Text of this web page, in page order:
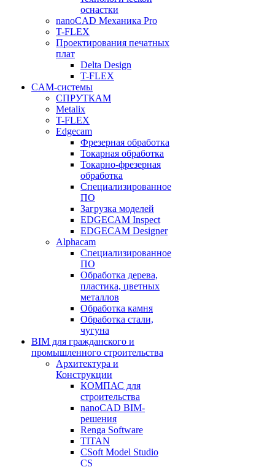
оснастки
nanoCAD Механика Pro
T-FLEX
Проектирования печатных
плат
Delta Design
T-FLEX
CAM-системы
СПРУТКAM
Metalix
T-FLEX
Edgecam
Фрезерная обработка
Токарная обработка
Токарно-фрезерная
обработка
Специализированное
ПО
Загрузка моделей
EDGECAM Inspect
EDGECAM Designer
Alphacam
Специализированное
ПО
Обработка дерева,
пластика, цветных
металлов
Обработка камня
Обработка стали,
чугуна
BIM для гражданского и
промышленного строительства
Архитектура и
Конструкции
КОМПАС для
строительства
nanoCAD BIM-
решения
Renga Software
TITAN
CSoft Model Studio
CS